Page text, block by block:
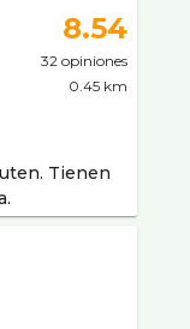
8.54
32 opiniones
0.45 km
Tienen